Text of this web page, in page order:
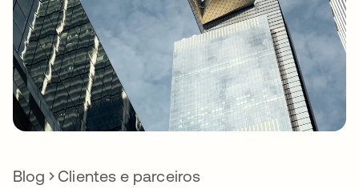
Blog Clientes e parceiros